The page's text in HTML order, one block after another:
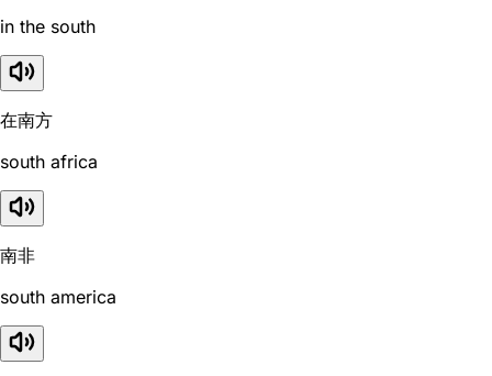
in the south
在南方
south africa
南非
south america